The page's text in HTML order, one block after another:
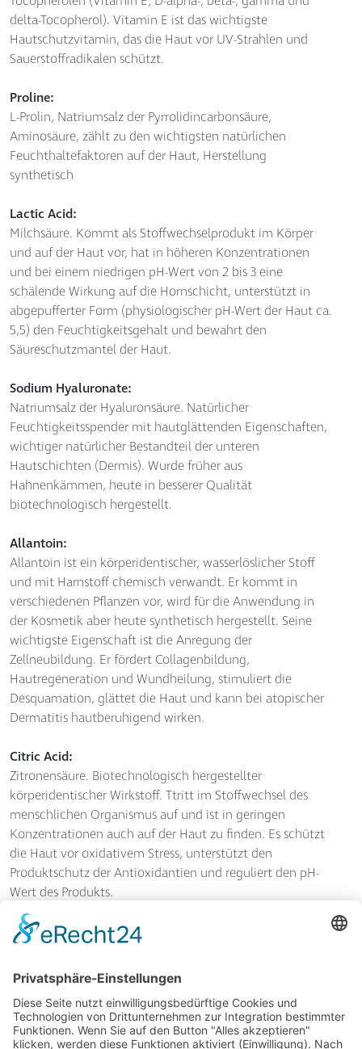
delta-Tocopherol). Vitamin E ist das wichtigste
Hautschutzvitamin, das die Haut vor UV-Strahlen und
Sauerstoffradikalen schützt.
Proline:
L-Prolin, Natriumsalz der Pyrrolidincarbonsäure,
Aminosäure, zählt zu den wichtigsten natürlichen
Feuchthaltefaktoren auf der Haut, Herstellung
synthetisch
Lactic Acid:
Milchsäure. Kommt als Stoffwechselprodukt im Körper
und auf der Haut vor, hat in höheren Konzentrationen
und bei einem niedrigen pH-Wert von 2 bis 3 eine
schälende Wirkung auf die Hornschicht, unterstützt in
abgepufferter Form (physiologischer pH-Wert der Haut ca.
5,5) den Feuchtigkeitsgehalt und bewahrt den
Säureschutzmantel der Haut.
Sodium Hyaluronate:
Natriumsalz der Hyaluronsäure. Natürlicher
Feuchtigkeitsspender mit hautglättenden Eigenschaften,
wichtiger natürlicher Bestandteil der unteren
Hautschichten (Dermis). Wurde früher aus
Hahnenkämmen, heute in besserer Qualität
biotechnologisch hergestellt.
Allantoin:
Allantoin ist ein körperidentischer, wasserlöslicher Stoff
und mit Harnstoff chemisch verwandt. Er kommt in
verschiedenen Pflanzen vor, wird für die Anwendung in
der Kosmetik aber heute synthetisch hergestellt. Seine
wichtigste Eigenschaft ist die Anregung der
Zellneubildung. Er fördert Collagenbildung,
Hautregeneration und Wundheilung, stimuliert die
Desquamation, glättet die Haut und kann bei atopischer
Dermatitis hautberuhigend wirken.
Citric Acid:
Zitronensäure. Biotechnologisch hergestellter
körperidentischer Wirkstoff. Ttritt im Stoffwechsel des
menschlichen Organismus auf und ist in geringen
Konzentrationen auch auf der Haut zu finden. Es schützt
die Haut vor oxidativem Stress, unterstützt den
Produktschutz der Antioxidantien und reguliert den pH-
Wert des Produkts.
Cetearyl Glucoside:
körperidentischen Fettalkoholen und körperidentischen
Glukosemolekülen.
Sodium Hydroxide: